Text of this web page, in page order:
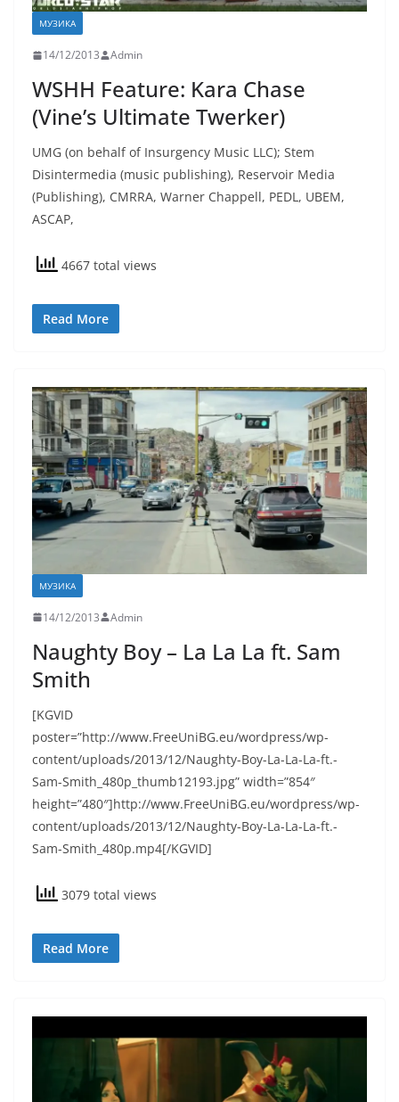
МУЗИКА
14/12/2013 Admin
WSHH Feature: Kara Chase
(Vine’s Ultimate Twerker)
UMG (on behalf of Insurgency Music LLC); Stem
Disintermedia (music publishing), Reservoir Media
(Publishing), CMRRA, Warner Chappell, PEDL, UBEM,
ASCAP,
4667 total views
Read More
МУЗИКА
14/12/2013 Admin
Naughty Boy – La La La ft. Sam
Smith
[KGVID
poster=”http://www.FreeUniBG.eu/wordpress/wp-
content/uploads/2013/12/Naughty-Boy-La-La-La-ft.-
Sam-Smith_480p_thumb12193.jpg” width=”854″
height=”480″]http://www.FreeUniBG.eu/wordpress/wp-
content/uploads/2013/12/Naughty-Boy-La-La-La-ft.-
Sam-Smith_480p.mp4[/KGVID]
3079 total views
Read More